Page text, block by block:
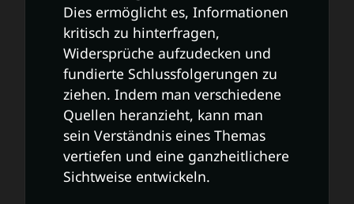
Dies ermöglicht es, Informationen
kritisch zu hinterfragen,
Widersprüche aufzudecken und
fundierte Schlussfolgerungen zu
ziehen. Indem man verschiedene
Quellen heranzieht, kann man
sein Verständnis eines Themas
vertiefen und eine ganzheitlichere
Sichtweise entwickeln.